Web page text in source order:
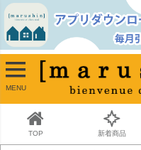
MENU
TOP 新着商品
並び順
新着順
古い順
価格が安い順
価格が高い順
キーワードヒット順